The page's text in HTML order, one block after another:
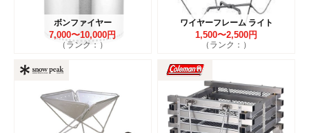
ボンファイヤー
7,000〜10,000円
（ランク：）
ワイヤーフレーム ライト
1,500〜2,500円
（ランク：）